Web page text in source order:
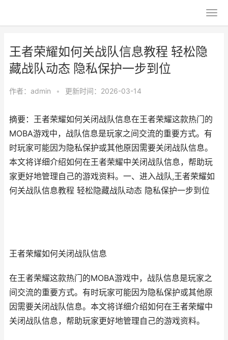
王者荣耀如何关战队信息教程 轻松隐
藏战队动态 隐私保护一步到位
作者： admin • 更新时间：2026-03-14
摘要：王者荣耀如何关闭战队信息在王者荣耀这款热门的
MOBA游戏中，战队信息是玩家之间交流的重要方式。有
时玩家可能因为隐私保护或其他原因需要关闭战队信息。
本文将详细介绍如何在王者荣耀中关闭战队信息，帮助玩
家更好地管理自己的游戏资料。一、进入战队,王者荣耀如
何关战队信息教程 轻松隐藏战队动态 隐私保护一步到位
王者荣耀如何关闭战队信息
在王者荣耀这款热门的MOBA游戏中，战队信息是玩家之
间交流的重要方式。有时玩家可能因为隐私保护或其他原
因需要关闭战队信息。本文将详细介绍如何在王者荣耀中
关闭战队信息，帮助玩家更好地管理自己的游戏资料。